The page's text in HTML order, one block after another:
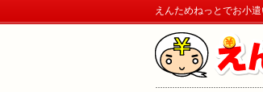
えんためねっとでお小